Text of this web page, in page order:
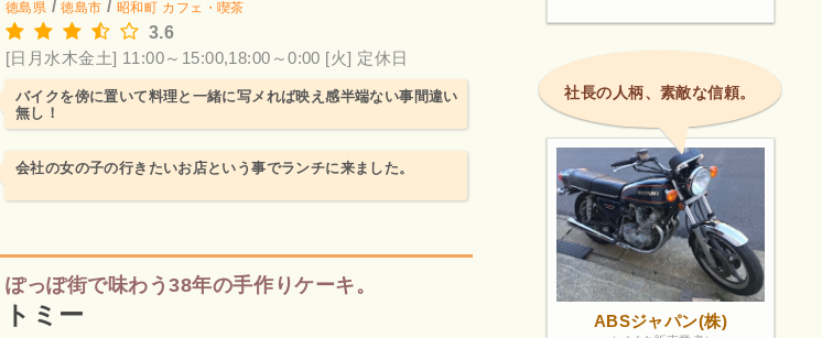
徳島県 /徳島市 / 昭和町 カフェ・喫茶
3.6
[日月水木金土] 11:00～15:00,18:00～0:00 [火] 定休日
バイクを傍に置いて料理と一緒に写メれば映え感半端ない事間違い
無し！
会社の女の子の行きたいお店という事でランチに来ました。
ぽっぽ街で味わう38年の手作りケーキ。
トミー
社長の人柄、素敵な信頼。
ABSジャパン(株)